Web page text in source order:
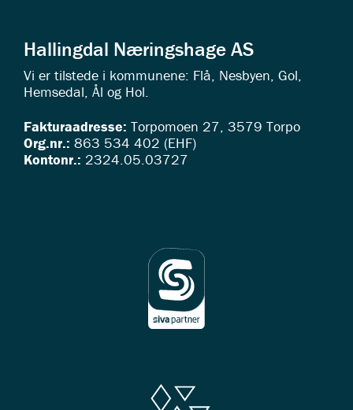
Hallingdal Næringshage AS
Vi er tilstede i kommunene: Flå, Nesbyen, Gol,
Hemsedal, Ål og Hol.
Fakturaadresse: Torpomoen 27, 3579 Torpo
Org.nr.: 863 534 402 (EHF)
Kontonr.: 2324.05.03727